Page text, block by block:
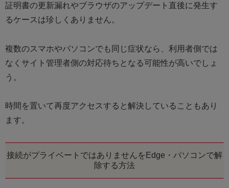
証明書の更新漏れやブラウザのアップデート直後に発生す
るケースは珍しくありません。
複数のスマホやパソコンでも同じ症状なら、利用者側では
なくサイト管理者側の対応待ちとなる可能性が高いでしょ
う。
時間を置いて再度アクセスすると解決していることもあり
ます。
接続がプライベートではありませんをEdge・パソコンで解
除する方法